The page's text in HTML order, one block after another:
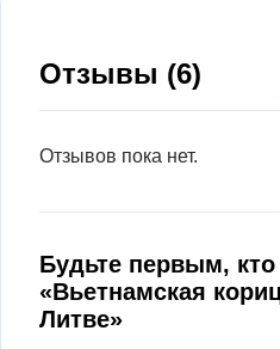
Отзывы (6)
Отзывов пока нет.
Будьте первым,
«Вьетнамская
Литве»